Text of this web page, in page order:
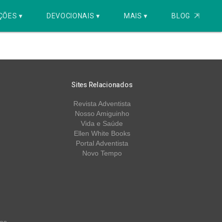
▾ DEVOCIONAIS ▾ MAIS ▾ BLOG ⇱
Sites Relacionados
Revista Adventista
Nosso Amiguinho
Vida e Saúde
Ellen White Books
Portal Adventista
Novo Tempo